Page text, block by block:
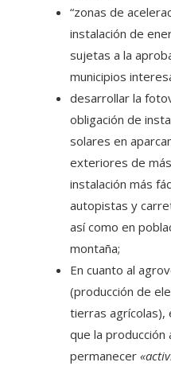
“zonas de
instalación de
sujetas a la
municipios
desarrollar la
obligación de
solares en
exteriores de
instalación más
autopistas y
así como en
montaña;
En cuanto al
(producción de
tierras agrícolas),
que la producción
permanecer